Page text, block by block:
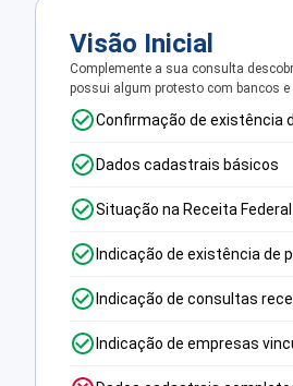
Visão Inicial
Complemente a sua consulta
possui algum protesto com bancos e
Confirmação de existência
Dados cadastrais básicos
Situação na Receita Federal
Indicação de existência de
Indicação de consultas
Indicação de empresas